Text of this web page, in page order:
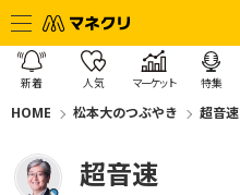
新着 人気 マーケット 特集
HOME 松本大のつぶやき 超音速
超音速